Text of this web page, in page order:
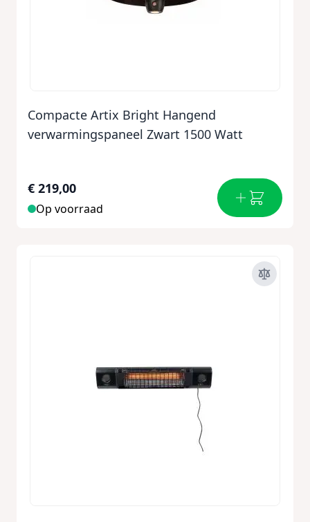
Compacte Artix Bright Hangend
verwarmingspaneel Zwart 1500 Watt
€ 219,00
Op voorraad